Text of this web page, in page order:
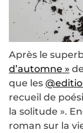
Après le
d’automne »
que les
recueil de
la solitude ».
roman sur la